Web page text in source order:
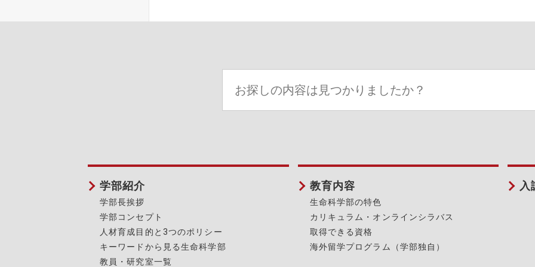
学部紹介
学部長挨拶
学部コンセプト
人材育成目的と3つのポリシー
キーワードから見る生命科学部
教員・研究室一覧
教育内容
生命科学部の特色
カリキュラム・オンラインシラバス
取得できる資格
海外留学プログラム（学部独自）
入